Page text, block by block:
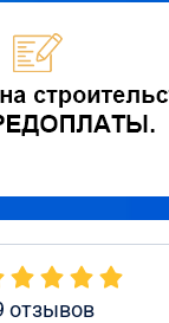
отзывов